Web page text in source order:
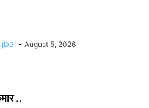
- August 5, 2026
..